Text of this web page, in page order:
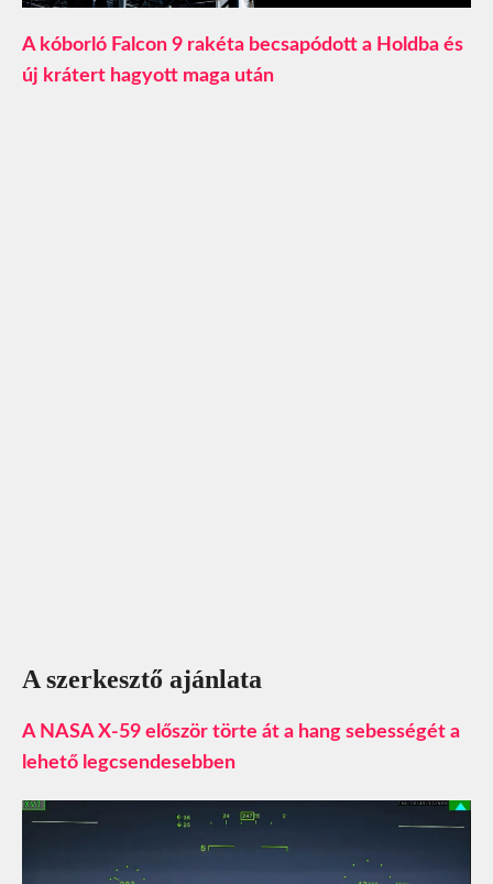
A kóborló Falcon 9 rakéta becsapódott a Holdba és
új krátert hagyott maga után
A szerkesztő ajánlata
A NASA X-59 először törte át a hang sebességét a
lehető legcsendesebben